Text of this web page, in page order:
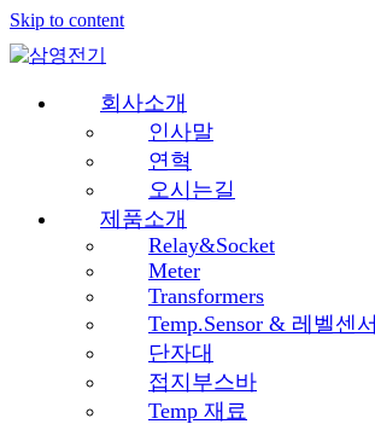
Skip to content
회사소개
인사말
연혁
오시는길
제품소개
Relay&Socket
Meter
Transformers
Temp.Sensor & 레벨센서
단자대
접지부스바
Temp 재료